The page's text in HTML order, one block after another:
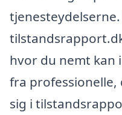
tjenesteydelserne.
hvor du nemt kan
fra professionelle,
sig i